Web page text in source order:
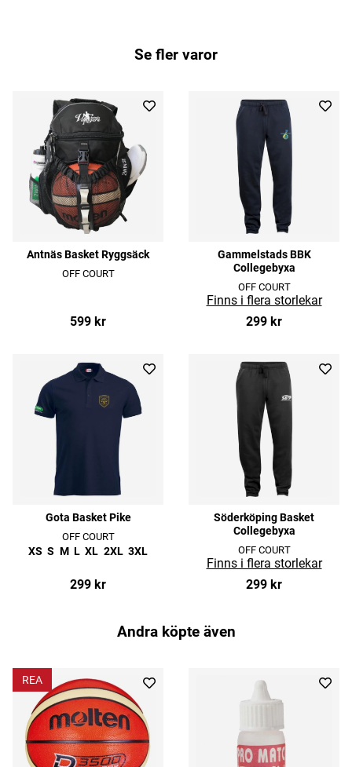
Se fler varor
Antnäs Basket Ryggsäck
OFF COURT
599 kr
Gammelstads BBK
Collegebyxa
OFF COURT
299 kr
Gota Basket Pike
OFF COURT
XS S M L XL 2XL 3XL
299 kr
Söderköping Basket
Collegebyxa
OFF COURT
299 kr
Andra köpte även
REA